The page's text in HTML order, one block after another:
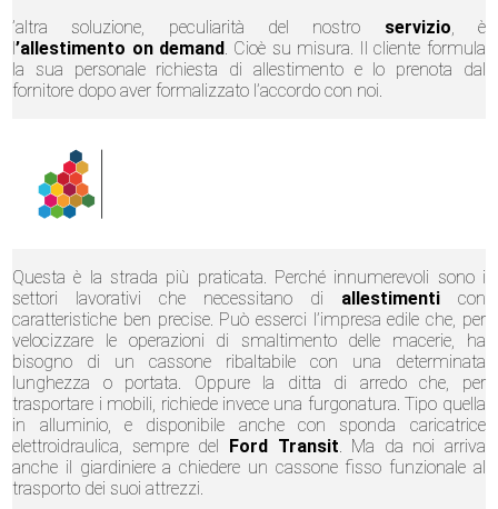
’altra soluzione, peculiarità del nostro servizio, è
l’allestimento on demand. Cioè su misura. Il cliente formula
la sua personale richiesta di allestimento e lo prenota dal
fornitore dopo aver formalizzato l’accordo con noi.
Questa è la strada più praticata. Perché innumerevoli sono i
settori lavorativi che necessitano di allestimenticon
caratteristiche ben precise. Può esserci l’impresa edile che, per
velocizzare le operazioni di smaltimento delle macerie, ha
bisogno di un cassone ribaltabile con una determinata
lunghezza o portata. Oppure la ditta di arredo che, per
trasportare i mobili, richiede invece una furgonatura. Tipo quella
in alluminio, e disponibile anche con sponda caricatrice
elettroidraulica, sempre del Ford Transit. Ma da noi arriva
anche il giardiniere a chiedere un cassone fisso funzionale al
trasporto dei suoi attrezzi.